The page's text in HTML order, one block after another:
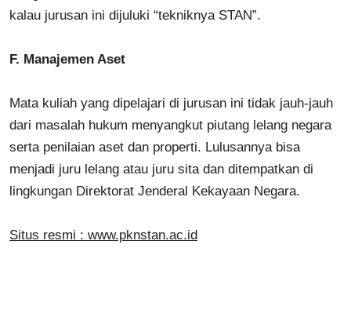
kalau jurusan ini dijuluki “tekniknya STAN”.
F. Manajemen Aset
Mata kuliah yang dipelajari di jurusan ini tidak jauh-jauh
dari masalah hukum menyangkut piutang lelang negara
serta penilaian aset dan properti. Lulusannya bisa
menjadi juru lelang atau juru sita dan ditempatkan di
lingkungan Direktorat Jenderal Kekayaan Negara.
Situs resmi : www.pknstan.ac.id